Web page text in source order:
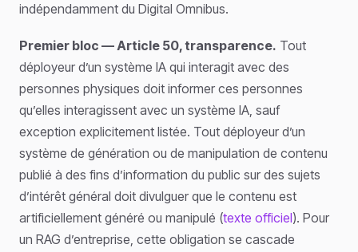
indépendamment du Digital Omnibus.
Premier bloc — Article 50, transparence. Tout
déployeur d’un système IA qui interagit avec des
personnes physiques doit informer ces personnes
qu’elles interagissent avec un système IA, sauf
exception explicitement listée. Tout déployeur d’un
système de génération ou de manipulation de contenu
publié à des fins d’information du public sur des sujets
d’intérêt général doit divulguer que le contenu est
artificiellement généré ou manipulé (texte officiel). Pour
un RAG d’entreprise, cette obligation se cascade